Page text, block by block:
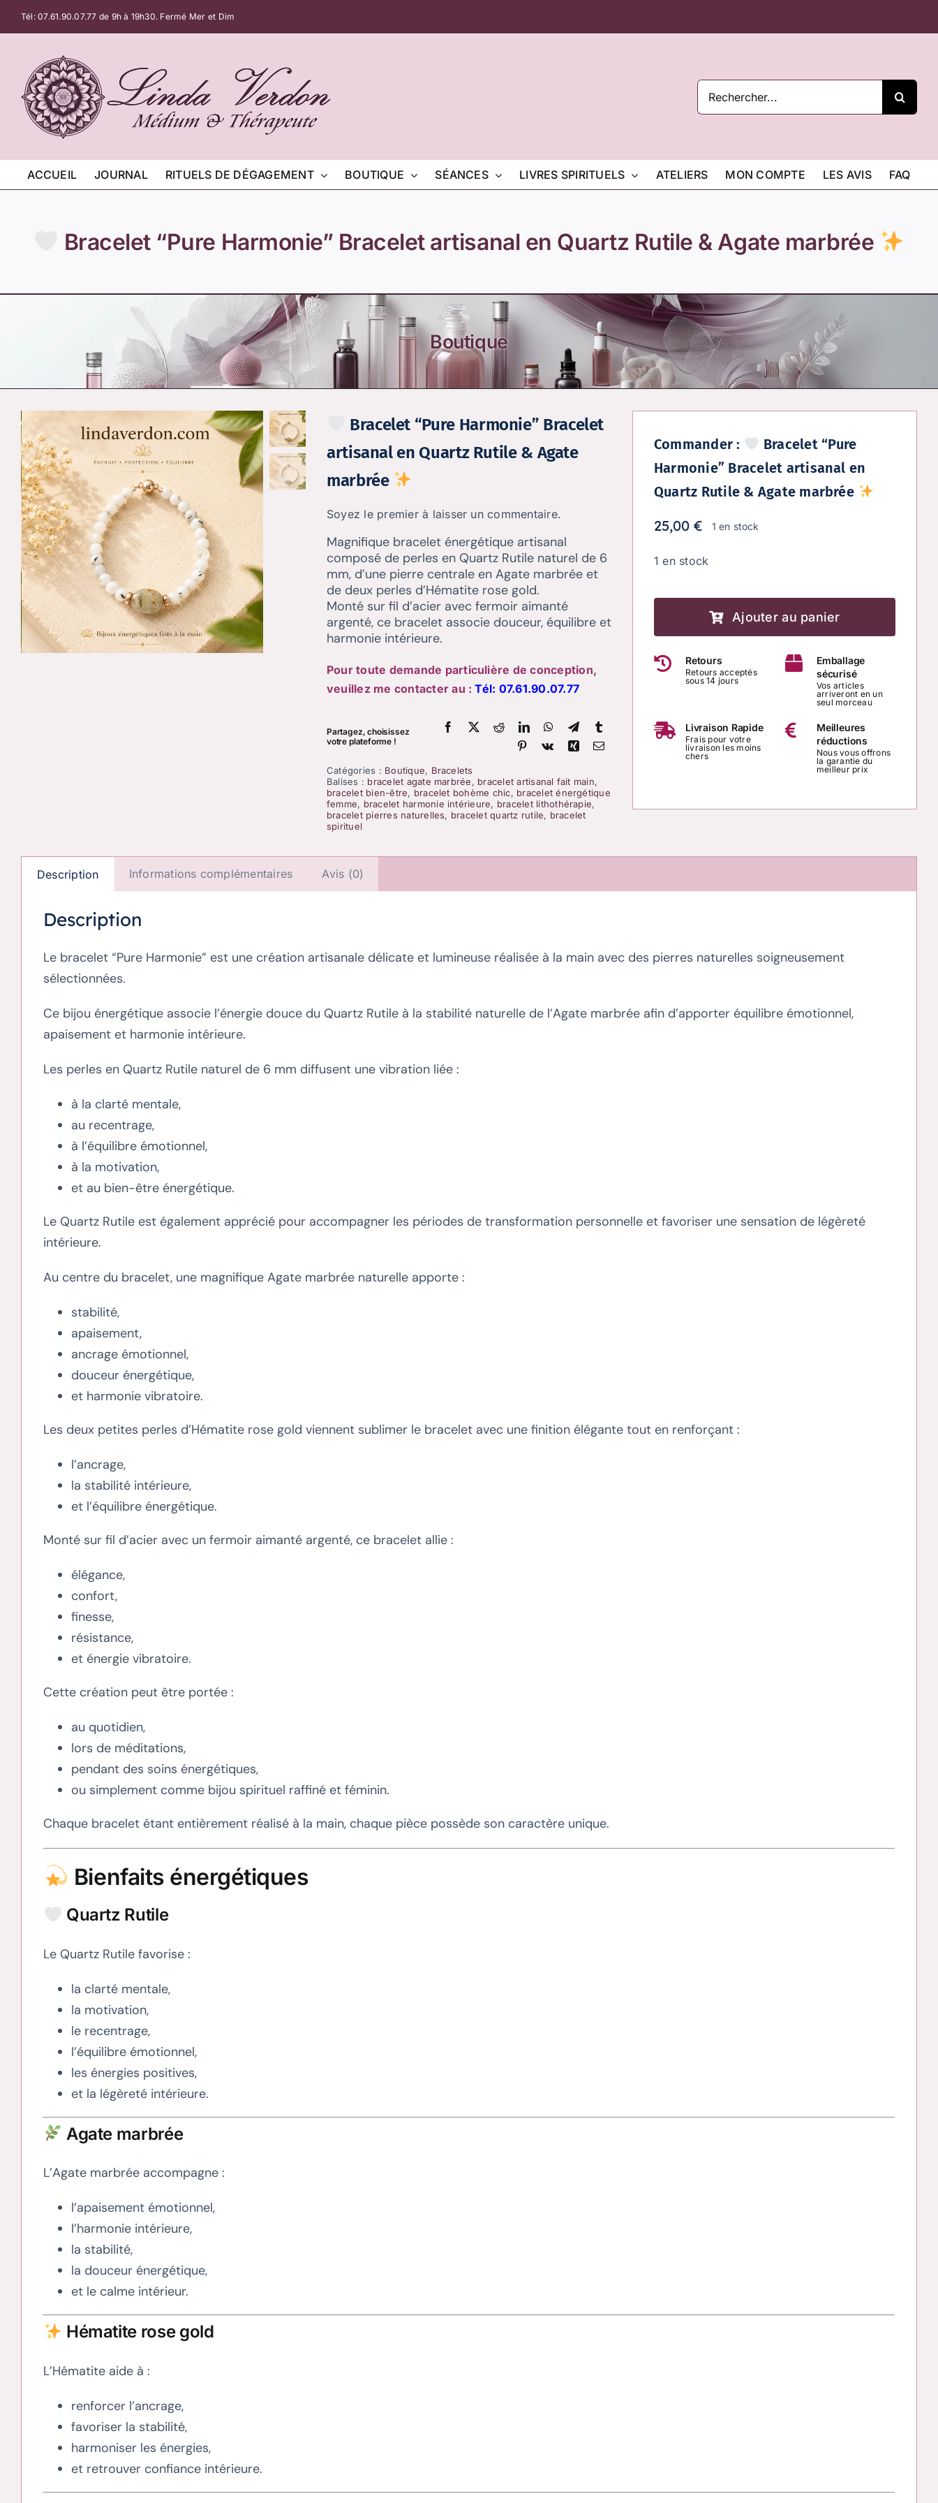
Tél:07.61.90.07.77 de 9h à 19h30. Fermé Mer et Dim
Rechercher:
ACCUEIL JOURNAL RITUELS DE DÉGAGEMENT BOUTIQUE SÉANCES LIVRES SPIRITUELS ATELIERS MON COMPTE LES AVIS FAQ
Bracelet “Pure Harmonie” Bracelet artisanal en Quartz Rutile & Agate marbrée
Boutique
Bracelet “Pure Harmonie” Bracelet
artisanal en Quartz Rutile & Agate
marbrée
Soyez le premier à laisser un commentaire.
Magnifique bracelet énergétique artisanal
composé de perles en Quartz Rutile naturel de 6
mm, d’une pierre centrale en Agate marbrée et
de deux perles d’Hématite rose gold.
Monté sur fil d’acier avec fermoir aimanté
argenté, ce bracelet associe douceur, équilibre et
harmonie intérieure.
Pour toute demande particulière de conception,
veuillez me contacter au :Tél: 07.61.90.07.77
Partagez, choisissez
votre plateforme !
Catégories : Boutique, Bracelets
Balises : bracelet agate marbrée, bracelet artisanal fait main,
bracelet bien-être, bracelet bohème chic, bracelet énergétique
femme, bracelet harmonie intérieure, bracelet lithothérapie,
bracelet pierres naturelles, bracelet quartz rutile, bracelet
spirituel
Commander :
Bracelet “Pure
Harmonie” Bracelet artisanal en
Quartz Rutile & Agate marbrée
25,00 € 1 en stock
1 en stock
de
“Pure
Harmonie”
Bracelet
artisanal
Ajouter au panier
Retours
Retours acceptés
sous 14 jours
Emballage
sécurisé
Vos articles
arriveront en un
seul morceau
Livraison Rapide
Frais pour votre
livraison les moins
chers
Meilleures
réductions
Nous vous offrons
la garantie du
meilleur prix
Description Informations complémentaires Avis (0)
Description
Le bracelet “Pure Harmonie” est une création artisanale délicate et lumineuse réalisée à la main avec des pierres naturelles soigneusement
sélectionnées.
Ce bijou énergétique associe l’énergie douce du Quartz Rutile à la stabilité naturelle de l’Agate marbrée afin d’apporter équilibre émotionnel,
apaisement et harmonie intérieure.
Les perles en Quartz Rutile naturel de 6 mm diffusent une vibration liée :
à la clarté mentale,
au recentrage,
à l’équilibre émotionnel,
à la motivation,
et au bien-être énergétique.
Le Quartz Rutile est également apprécié pour accompagner les périodes de transformation personnelle et favoriser une sensation de légèreté
intérieure.
Au centre du bracelet, une magnifique Agate marbrée naturelle apporte :
stabilité,
apaisement,
ancrage émotionnel,
douceur énergétique,
et harmonie vibratoire.
Les deux petites perles d’Hématite rose gold viennent sublimer le bracelet avec une finition élégante tout en renforçant :
l’ancrage,
la stabilité intérieure,
et l’équilibre énergétique.
Monté sur fil d’acier avec un fermoir aimanté argenté, ce bracelet allie :
élégance,
confort,
finesse,
résistance,
et énergie vibratoire.
Cette création peut être portée :
au quotidien,
lors de méditations,
pendant des soins énergétiques,
ou simplement comme bijou spirituel raffiné et féminin.
Chaque bracelet étant entièrement réalisé à la main, chaque pièce possède son caractère unique.
Bienfaits énergétiques
Quartz Rutile
Le Quartz Rutile favorise :
la clarté mentale,
la motivation,
le recentrage,
l’équilibre émotionnel,
les énergies positives,
et la légèreté intérieure.
Agate marbrée
L’Agate marbrée accompagne :
l’apaisement émotionnel,
l’harmonie intérieure,
la stabilité,
la douceur énergétique,
et le calme intérieur.
Hématite rose gold
L’Hématite aide à :
renforcer l’ancrage,
favoriser la stabilité,
harmoniser les énergies,
et retrouver confiance intérieure.